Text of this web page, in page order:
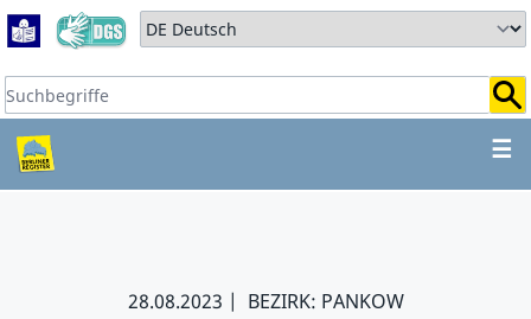
Zum Hauptbereich springen
Zum Hauptmenü springen
Sprache auswählen:
Suchbegriffe:
☰
ZUM HAUPTBEREICH
28.08.2023 BEZIRK: PANKOW